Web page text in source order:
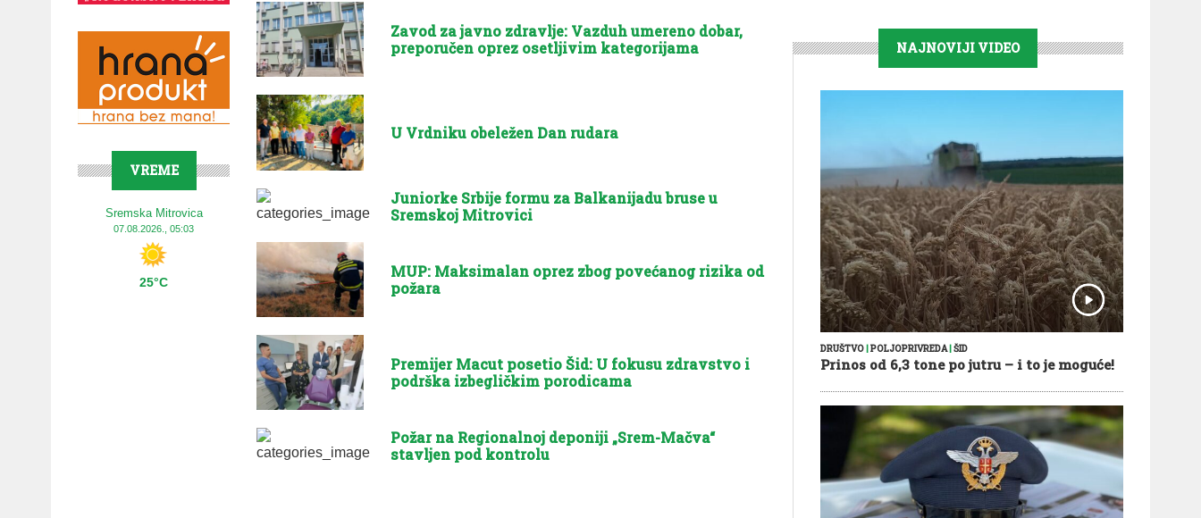
VREME
Sremska Mitrovica
07.08.2026., 05:03
25°C
Zavod za javno zdravlje: Vazduh umereno dobar,
preporučen oprez osetljivim kategorijama
U Vrdniku obeležen Dan rudara
Juniorke Srbije formu za Balkanijadu bruse u
Sremskoj Mitrovici
MUP: Maksimalan oprez zbog povećanog rizika od
požara
Premijer Macut posetio Šid: U fokusu zdravstvo i
podrška izbegličkim porodicama
Požar na Regionalnoj deponiji „Srem-Mačva“
stavljen pod kontrolu
NAJNOVIJI VIDEO
DRUŠTVO|POLJOPRIVREDA|ŠID
Prinos od 6,3 tone po jutru – i to je moguće!